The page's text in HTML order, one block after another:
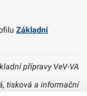
Základní
přípravy VeV-VA
tisková a informační